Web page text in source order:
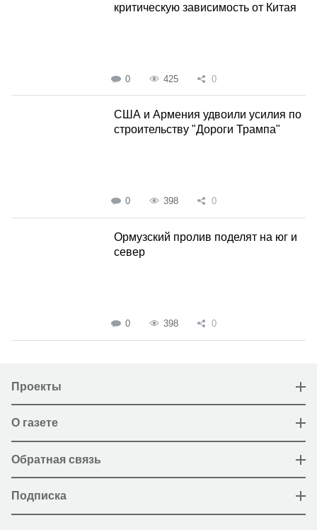
критическую зависимость от Китая
0 425 0
США и Армения удвоили усилия по
строительству "Дороги Трампа"
0 398 0
Ормузский пролив поделят на юг и
север
0 398 0
Проекты
О газете
Обратная связь
Подписка